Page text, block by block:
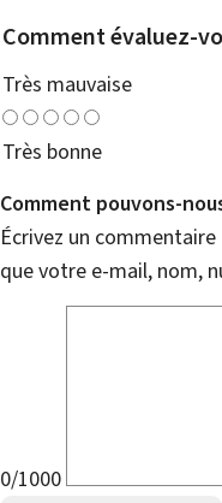
Comment évaluez-
Très mauvaise
Très bonne
Comment pouvons-
Écrivez un
que votre e-mail, nom,
0/1000